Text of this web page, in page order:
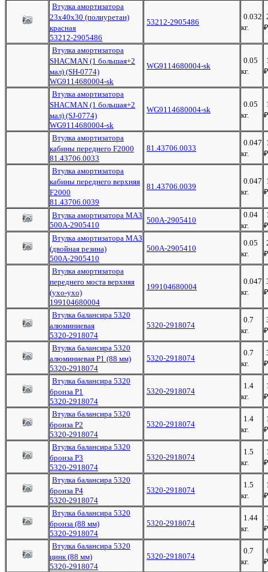
Втулка амортизатора
23х40х30 (полиуретан)
красная
53212-2905486
53212-2905486
0.032
кг.
₽
Втулка амортизатора
SHACMAN (1 большая+2
мал) (SH-0774)
WG9114680004-sk
WG9114680004-sk
0.05
кг.
₽
Втулка амортизатора
SHACMAN (1 большая+2
мал) (SJ-0774)
WG9114680004-sk
WG9114680004-sk
0.05
кг.
₽
Втулка амортизатора
кабины переднего F2000
81.43706.0033
81.43706.0033
0.047
кг.
₽
Втулка амортизатора
кабины переднего верхняя
F2000
81.43706.0039
81.43706.0039
0.047
кг.
₽
Втулка амортизатора МАЗ
500А-2905410
500А-2905410
0.04
кг.
₽
Втулка амортизатора МАЗ
(двойная резина)
500А-2905410
500А-2905410
0.05
кг.
₽
Втулка амортизатора
переднего моста верхняя
(ухо-ухо)
199104680004
199104680004
0.047
кг.
₽
Втулка балансира 5320
алюминиевая
5320-2918074
5320-2918074
0.7
кг.
₽
Втулка балансира 5320
алюминиевая Р1 (88 мм)
5320-2918074
5320-2918074
0.7
кг.
₽
Втулка балансира 5320
бронза Р1
5320-2918074
5320-2918074
1.4
кг.
₽
Втулка балансира 5320
бронза Р2
5320-2918074
5320-2918074
1.4
кг.
₽
Втулка балансира 5320
бронза Р3
5320-2918074
5320-2918074
1.5
кг.
₽
Втулка балансира 5320
бронза Р4
5320-2918074
5320-2918074
1.5
кг.
₽
Втулка балансира 5320
бронза (88 мм)
5320-2918074
5320-2918074
1.44
кг.
₽
Втулка балансира 5320
цинк (88 мм)
5320-2918074
5320-2918074
0.7
кг.
₽